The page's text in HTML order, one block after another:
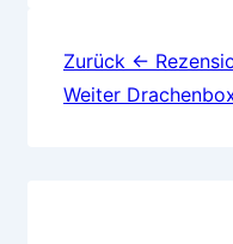
Zurück ←
Weiter